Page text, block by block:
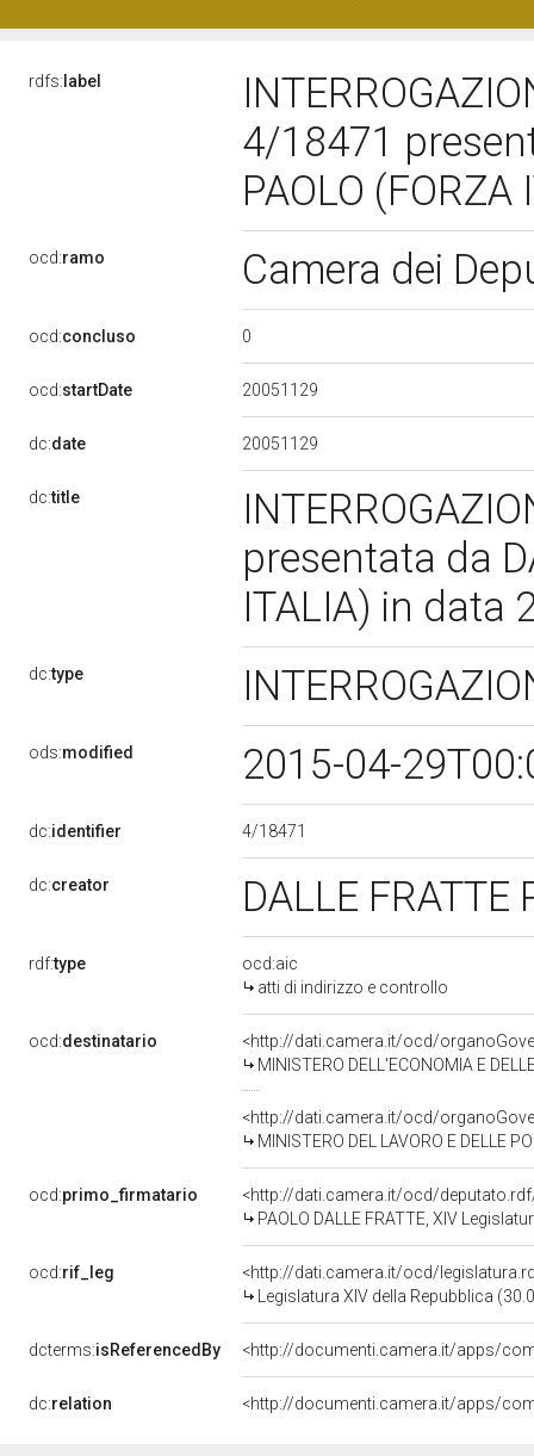
rdfs: label
4/18471
PAOLO
ocd:ramo Camera dei
ocd:concluso 0
ocd:startDate 20051129
dc:date 20051129
dc:title
presentata da
ITALIA) in
dc:type
ods:modified 2015-04-
dc:identifier 4/18471
dc:creator DALLE FRATTE
rdf:type
ocd:aic
atti di indirizzo e controllo
ocd:destinatario
<http://dati.camera.it/ocd/
MINISTERO DELL'ECONOMIA E
<http://dati.camera.it/ocd/
MINISTERO DEL LAVORO E DELLE
ocd:primo_firmatario
<http://dati.camera.it/ocd/
PAOLO DALLE FRATTE, XIV
ocd:rif_leg
<http://dati.camera.it/ocd/
Legislatura XIV della Repubblica
dcterms:isReferencedBy
dc:relation